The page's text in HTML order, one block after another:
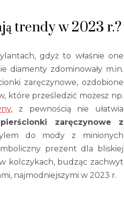
trendy w 2023 r.?
gdyż to właśnie one
diamenty zdominowały m.in.
zaręczynowe, ozdobione
które prześledzić możesz np.
, z pewnością nie ułatwia
pierścionki zaręczynowe z
do mody z minionych
prezent dla bliskiej
kolczykach, budząc zachwyt
najmodniejszymi w 2023 r.